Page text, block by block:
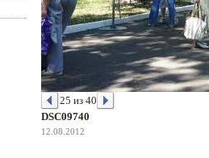
25 из 40
DSC09740
12.08.2012